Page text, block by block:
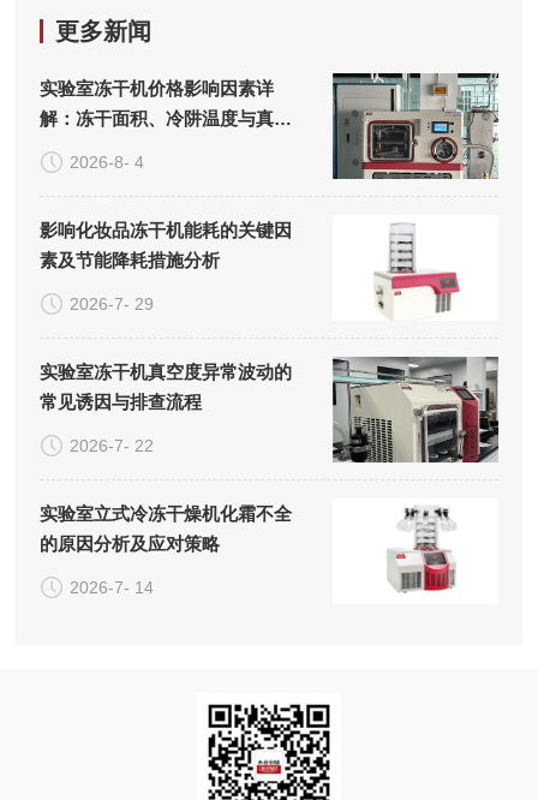
更多新闻
实验室冻干机价格影响因素详
解：冻干面积、冷阱温度与真空
系统的成本构成
2026-8- 4
影响化妆品冻干机能耗的关键因
素及节能降耗措施分析
2026-7- 29
实验室冻干机真空度异常波动的
常见诱因与排查流程
2026-7- 22
实验室立式冷冻干燥机化霜不全
的原因分析及应对策略
2026-7- 14